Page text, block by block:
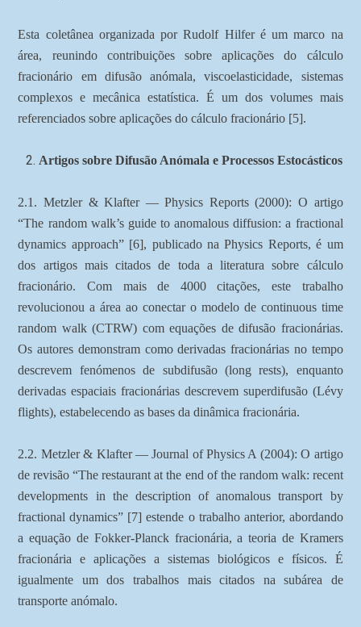
Esta coletânea organizada por Rudolf Hilfer é um marco na
área, reunindo contribuições sobre aplicações do cálculo
fracionário em difusão anómala, viscoelasticidade, sistemas
complexos e mecânica estatística. É um dos volumes mais
referenciados sobre aplicações do cálculo fracionário [5].
Artigos sobre Difusão Anómala e Processos Estocásticos
2.1. Metzler & Klafter — Physics Reports (2000): O artigo
“The random walk’s guide to anomalous diffusion: a fractional
dynamics approach” [6], publicado na Physics Reports, é um
dos artigos mais citados de toda a literatura sobre cálculo
fracionário. Com mais de 4000 citações, este trabalho
revolucionou a área ao conectar o modelo de continuous time
random walk (CTRW) com equações de difusão fracionárias.
Os autores demonstram como derivadas fracionárias no tempo
descrevem fenómenos de subdifusão (long rests), enquanto
derivadas espaciais fracionárias descrevem superdifusão (Lévy
flights), estabelecendo as bases da dinâmica fracionária.
2.2. Metzler & Klafter — Journal of Physics A (2004): O artigo
de revisão “The restaurant at the end of the random walk: recent
developments in the description of anomalous transport by
fractional dynamics” [7] estende o trabalho anterior, abordando
a equação de Fokker-Planck fracionária, a teoria de Kramers
fracionária e aplicações a sistemas biológicos e físicos. É
igualmente um dos trabalhos mais citados na subárea de
transporte anómalo.